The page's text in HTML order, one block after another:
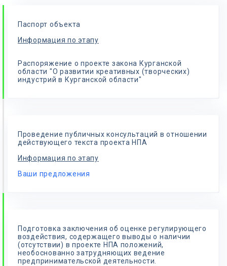
Паспорт объекта
Информация по этапу
Распоряжение о проекте закона Курганской
области "О развитии креативных (творческих)
индустрий в Курганской области"
Проведение публичных консультаций в отношении
действующего текста проекта НПА
Информация по этапу
Ваши предложения
Подготовка заключения об оценке регулирующего
воздействия, содержащего выводы о наличии
(отсутствии) в проекте НПА положений,
необоснованно затрудняющих ведение
предпринимательской деятельности.